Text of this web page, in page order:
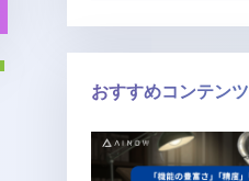
おすすめコンテンツ